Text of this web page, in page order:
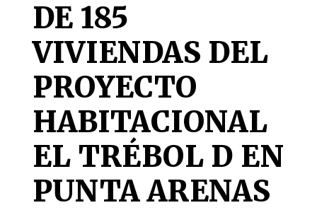
DE 185
VIVIENDAS DEL
PROYECTO
HABITACIONAL
EL TRÉBOL D EN
PUNTA ARENAS